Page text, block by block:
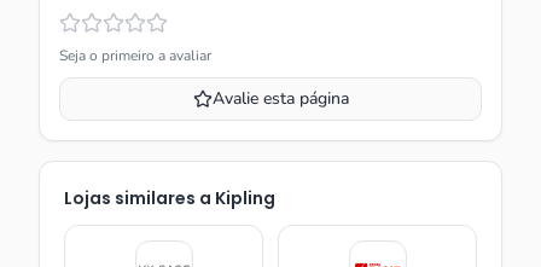
Seja o primeiro a avaliar
Avalie esta página
Lojas similares a Kipling